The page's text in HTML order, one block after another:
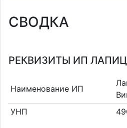
СВОДКА
РЕКВИЗИТЫ ИП
Наименование ИП
УНП